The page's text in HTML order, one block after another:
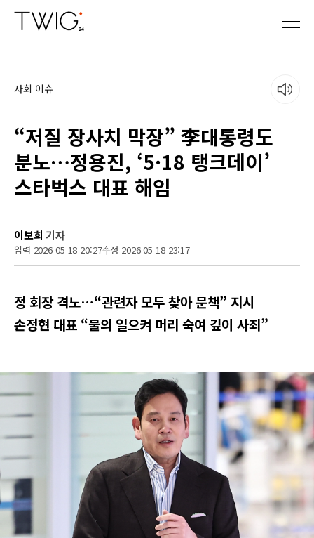
사회 이슈
“저질 장사치 막장” 李대통령도
분노…정용진, ‘5·18 탱크데이’
스타벅스 대표 해임
이보희 기자
입력 2026 05 18 20:27수정 2026 05 18 23:17
정 회장 격노…“관련자 모두 찾아 문책” 지시
손정현 대표 “물의 일으켜 머리 숙여 깊이 사죄”